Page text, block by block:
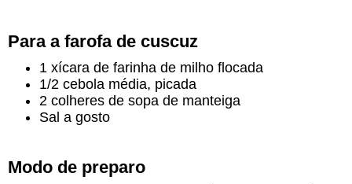
Para a farofa de cuscuz
1 xícara de farinha de milho flocada
1/2 cebola média, picada
2 colheres de sopa de manteiga
Sal a gosto
Modo de preparo